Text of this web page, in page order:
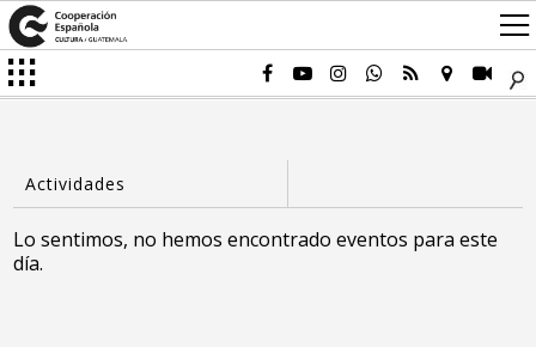
Lo sentimos, no hemos encontrado eventos para este
día.